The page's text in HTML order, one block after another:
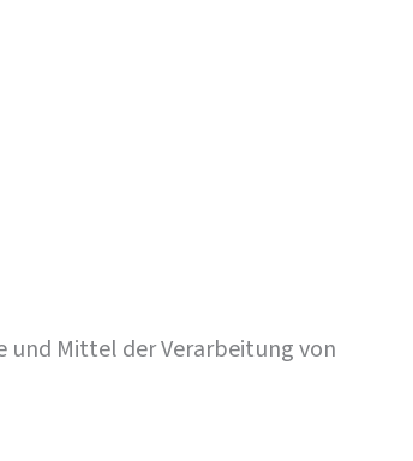
und Mittel der Verarbeitung von